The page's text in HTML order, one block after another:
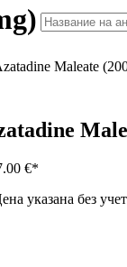
Maleate
€*
указана без